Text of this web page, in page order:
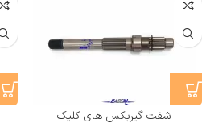
شفت گیربکس های کلیک